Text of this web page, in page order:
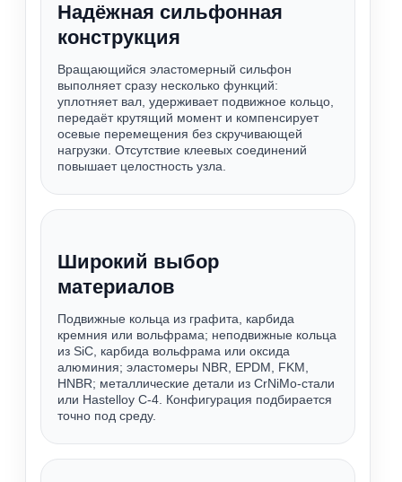
Надёжная сильфонная
конструкция
Вращающийся эластомерный сильфон
выполняет сразу несколько функций:
уплотняет вал, удерживает подвижное кольцо,
передаёт крутящий момент и компенсирует
осевые перемещения без скручивающей
нагрузки. Отсутствие клеевых соединений
повышает целостность узла.
Широкий выбор
материалов
Подвижные кольца из графита, карбида
кремния или вольфрама; неподвижные кольца
из SiC, карбида вольфрама или оксида
алюминия; эластомеры NBR, EPDM, FKM,
HNBR; металлические детали из CrNiMo-стали
или Hastelloy C-4. Конфигурация подбирается
точно под среду.